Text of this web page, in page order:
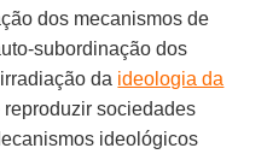
dos mecanismos de
subordinação dos
da ideologia da
reproduzir sociedades
ideológicos